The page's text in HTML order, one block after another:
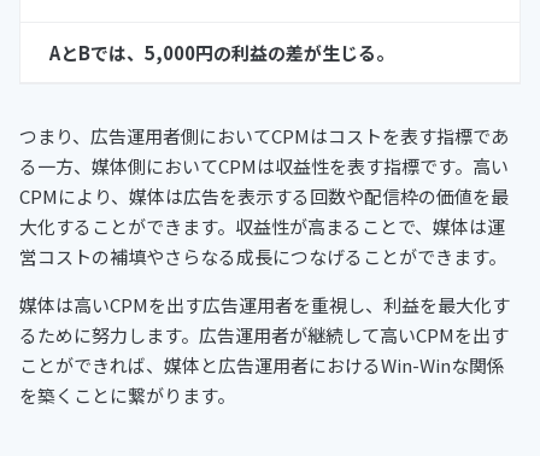
AとBでは、5,000円の利益の差が生じる。
つまり、広告運用者側においてCPMはコストを表す指標であ
る一方、媒体側においてCPMは収益性を表す指標です。高い
CPMにより、媒体は広告を表示する回数や配信枠の価値を最
大化することができます。収益性が高まることで、媒体は運
営コストの補填やさらなる成長につなげることができます。
媒体は高いCPMを出す広告運用者を重視し、利益を最大化す
るために努力します。広告運用者が継続して高いCPMを出す
ことができれば、媒体と広告運用者におけるWin-Winな関係
を築くことに繋がります。